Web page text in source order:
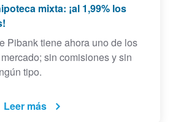
mixta: ¡al 1,99% los
Pibank tiene ahora uno de los
sin comisiones y sin
tipo.
Leer más